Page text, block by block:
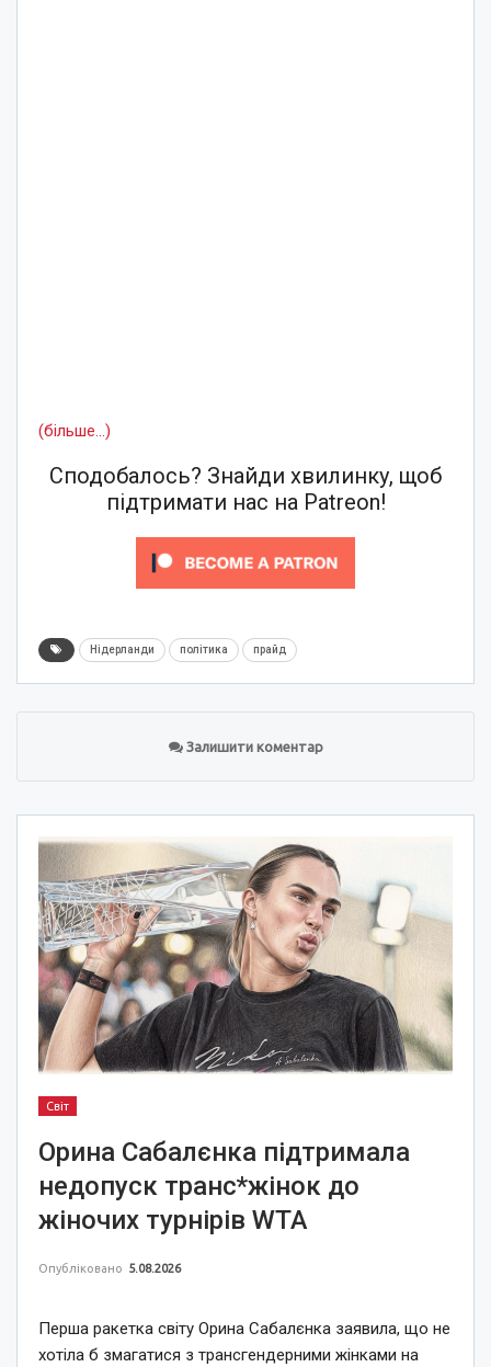
(більше…)
Сподобалось? Знайди хвилинку, щоб
підтримати нас на Patreon!
Нідерланди політика прайд
Залишити коментар
Світ
Орина Сабалєнка підтримала
недопуск транс*жінок до
жіночих турнірів WTA
Опубліковано 5.08.2026
Перша ракетка світу Орина Сабалєнка заявила, що не
хотіла б змагатися з трансгендерними жінками на